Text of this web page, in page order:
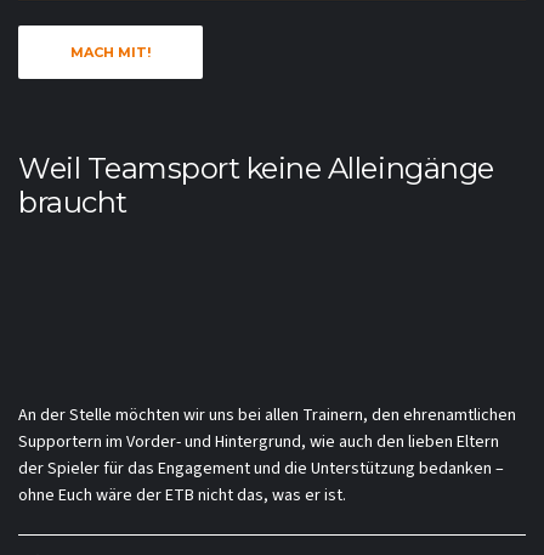
MACH MIT!
Weil Teamsport keine Alleingänge
braucht
An der Stelle möchten wir uns bei allen Trainern, den ehrenamtlichen
Supportern im Vorder- und Hintergrund, wie auch den lieben Eltern
der Spieler für das Engagement und die Unterstützung bedanken –
ohne Euch wäre der ETB nicht das, was er ist.